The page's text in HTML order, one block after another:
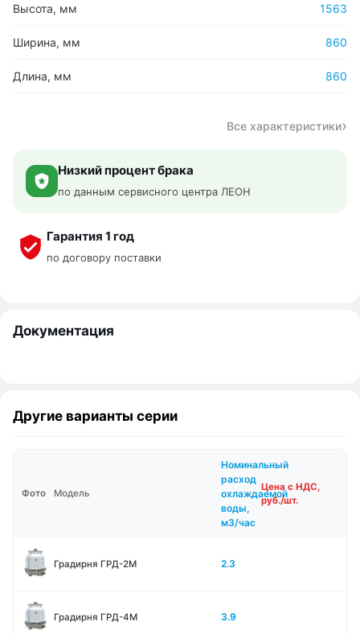
Высота, мм 1563
Ширина, мм 860
Длина, мм 860
Все характеристики
Низкий процент брака
по данным сервисного центра ЛЕОН
Гарантия 1 год
по договору поставки
Документация
Другие варианты серии
Фото Модель
Номинальный
расход
охлаждаемой
воды,
м3/час
Цена с НДС,
руб./шт.
Градирня ГРД-2М 2.3
Градирня ГРД-4М 3.9